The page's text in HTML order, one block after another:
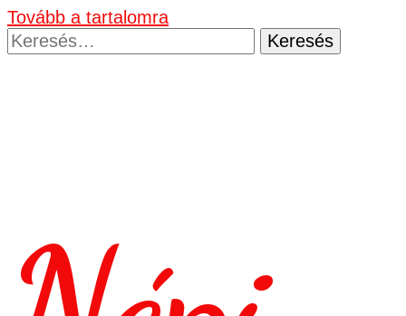
Tovább a tartalomra
Keresés: